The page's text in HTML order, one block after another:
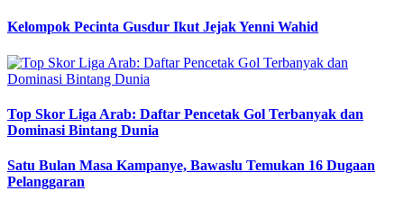
Kelompok Pecinta Gusdur Ikut Jejak Yenni Wahid
Top Skor Liga Arab: Daftar Pencetak Gol Terbanyak dan
Dominasi Bintang Dunia
Satu Bulan Masa Kampanye, Bawaslu Temukan 16 Dugaan
Pelanggaran